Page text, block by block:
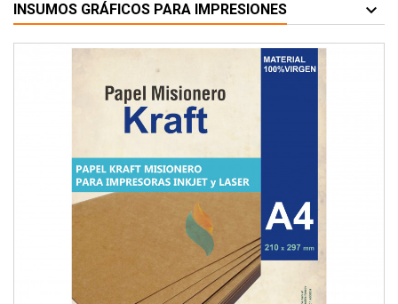
INSUMOS GRÁFICOS PARA IMPRESIONES